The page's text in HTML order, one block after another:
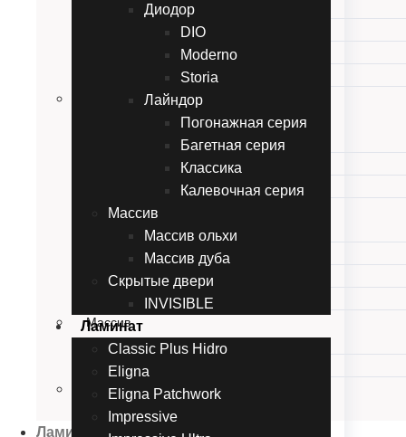
Диодор
DIO
Moderno
Storia
Лайндор
Погонажная серия
Багетная серия
Классика
Калевочная серия
Массив
Массив ольхи
Массив дуба
Скрытые двери
INVISIBLE
Ламинат
Classic Plus Hidro
Eligna
Eligna Patchwork
Impressive
Brillians
Берлин
Magnetika
Геометрия
Диодор
DIO
Moderno
Storia
Лайндор
Погонажная серия
Багетная серия
Классика
Калевочная серия
Массив
Массив ольхи
Массив дуба
Скрытые двери
INVISIBLE
Ламинат